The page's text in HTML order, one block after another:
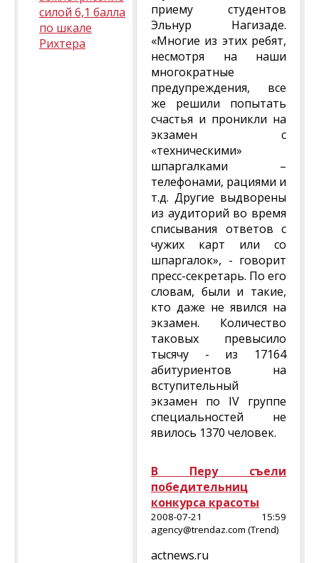
силой 6,1 балла
по шкале
Рихтера
приему студентов
Эльнур Нагизаде.
«Многие из этих ребят,
несмотря на наши
многократные
предупреждения, все
же решили попытать
счастья и проникли на
экзамен с
«техническими»
шпаргалками –
телефонами, рациями и
т.д. Другие выдворены
из аудиторий во время
списывания ответов с
чужих карт или со
шпаргалок», - говорит
пресс-секретарь. По его
словам, были и такие,
кто даже не явился на
экзамен. Количество
таковых превысило
тысячу - из 17164
абитуриентов на
вступительный
экзамен по IV группе
специальностей не
явилось 1370 человек.
В Перу съели
победительниц
конкурса красоты
2008-07-21 15:59
agency@trendaz.com (Trend)
actnews.ru